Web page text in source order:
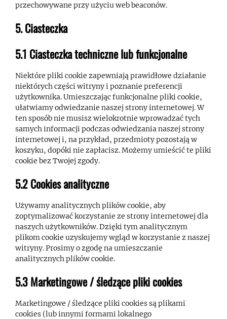
przechowywane przy użyciu web beaconów.
5. Ciasteczka
5.1 Ciasteczka techniczne lub funkcjonalne
Niektóre pliki cookie zapewniają prawidłowe działanie
niektórych części witryny i poznanie preferencji
użytkownika. Umieszczając funkcjonalne pliki cookie,
ułatwiamy odwiedzanie naszej strony internetowej. W
ten sposób nie musisz wielokrotnie wprowadzać tych
samych informacji podczas odwiedzania naszej strony
internetowej i, na przykład, przedmioty pozostają w
koszyku, dopóki nie zapłacisz. Możemy umieścić te pliki
cookie bez Twojej zgody.
5.2 Cookies analityczne
Używamy analitycznych plików cookie, aby
zoptymalizować korzystanie ze strony internetowej dla
naszych użytkowników. Dzięki tym analitycznym
plikom cookie uzyskujemy wgląd w korzystanie z naszej
witryny. Prosimy o zgodę na umieszczanie
analitycznych plików cookie.
5.3 Marketingowe / śledzące pliki cookies
Marketingowe / śledzące pliki cookies są plikami
cookies (lub innymi formami lokalnego